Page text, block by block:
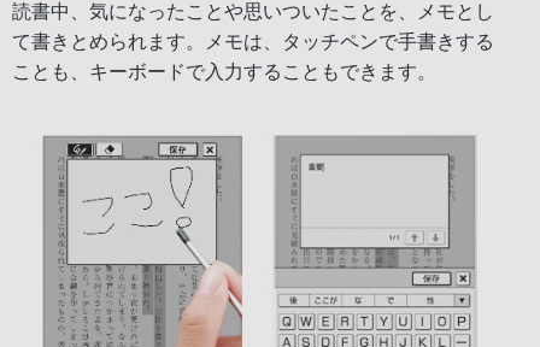
読書中、気になったことや思いついたことを、メモとし
て書きとめられます。メモは、タッチペンで手書きする
ことも、キーボードで入力することもできます。